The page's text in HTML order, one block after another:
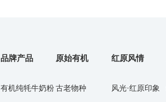
品牌产品
有机纯牦牛奶粉
原始有机
古老物种
红原风情
风光·红原印象